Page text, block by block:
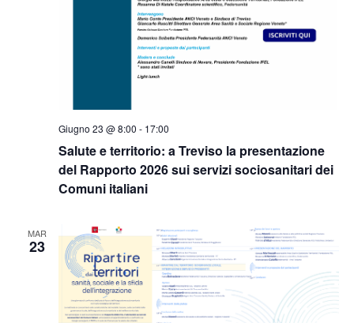
Salute e territorio: a Treviso la presentazione
del Rapporto 2026 sui servizi sociosanitari dei
Comuni italiani
Giugno 23 @ 8:00 - 17:00
MAR
23